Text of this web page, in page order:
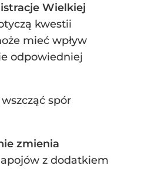
Wielkiej
kwestii
mieć wpływ
odpowiedniej
spór
zmienia
z dodatkiem